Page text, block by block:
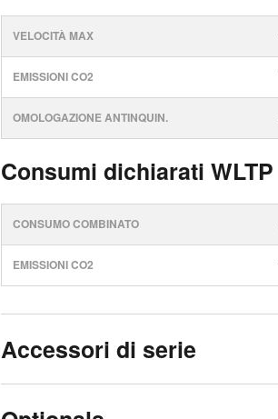
VELOCITÀ MAX
EMISSIONI CO2
OMOLOGAZIONE ANTINQUIN.
Consumi dichiarati WLTP
CONSUMO COMBINATO
EMISSIONI CO2
Accessori di serie